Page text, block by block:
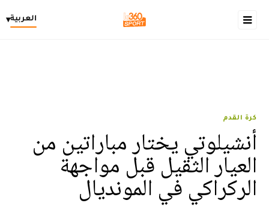
العربية▾
كرة القدم
أنشيلوتي يختار مباراتين من
العيار الثقيل قبل مواجهة
الركراكي في المونديال